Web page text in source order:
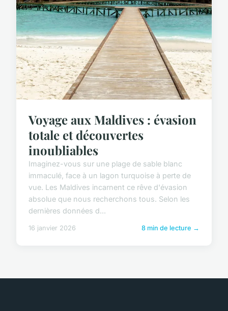
Voyage aux Maldives : évasion
totale et découvertes
inoubliables
Imaginez-vous sur une plage de sable blanc
immaculé, face à un lagon turquoise à perte de
vue. Les Maldives incarnent ce rêve d'évasion
absolue que nous recherchons tous. Selon les
dernières données d...
16 janvier 2026 8 min de lecture →